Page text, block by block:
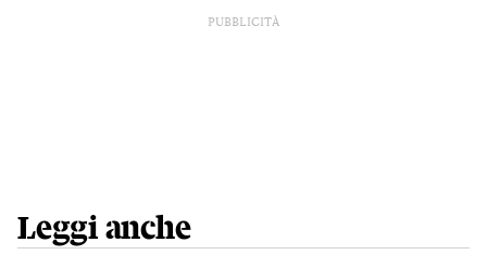
PUBBLICITÀ
Leggi anche